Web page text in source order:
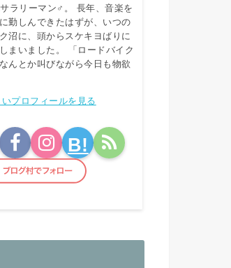
ラリーマン♂。 長年、音楽を
勤しんできたはずが、いつの
沼に、頭からスケキヨばりに
まいました。 「ロードバイク
んとか叫びながら今日も物欲
いプロフィールを見る
B!